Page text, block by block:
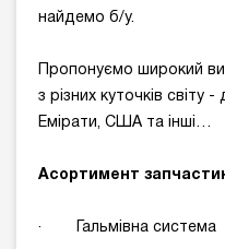
найдемо б/у.
Пропонуємо широкий
з різних куточків світу
Емірати, США та інші…
Асортимент
· Гальмівна система